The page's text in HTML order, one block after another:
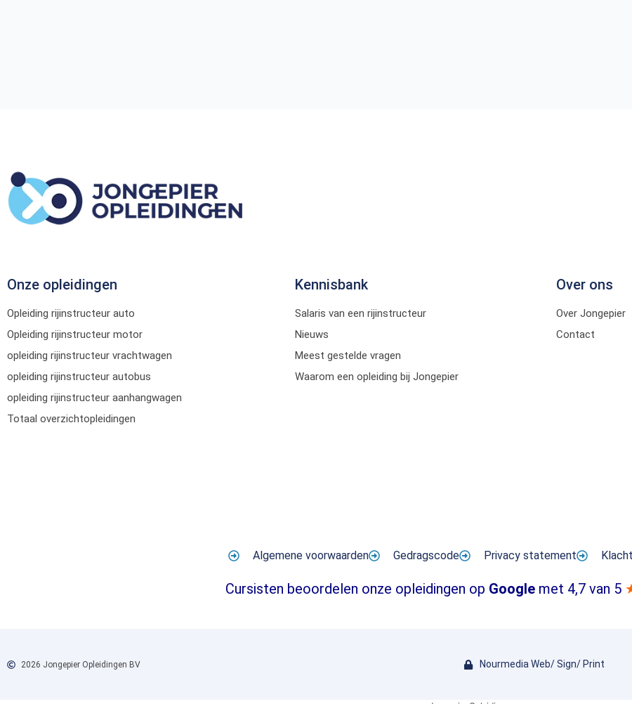
Onze opleidingen
Opleiding rijinstructeur auto
Opleiding rijinstructeur motor
opleiding rijinstructeur vrachtwagen
opleiding rijinstructeur autobus
opleiding rijinstructeur aanhangwagen
Totaal overzichtopleidingen
Kennisbank
Salaris van een rijinstructeur
Nieuws
Meest gestelde vragen
Waarom een opleiding bij Jongepier
Over ons
Over Jongepier
Contact
Algemene voorwaarden Gedragscode Privacy statement
Cursisten beoordelen onze opleidingen op Googlemet 4,7 van 5
2026 Jongepier Opleidingen BV Nourmedia Web/ Sign/ Print